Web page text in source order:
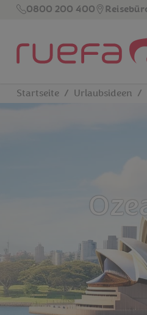
Zum Hauptinhalt springen
Startseite Urlaubsideen
0800 200 400